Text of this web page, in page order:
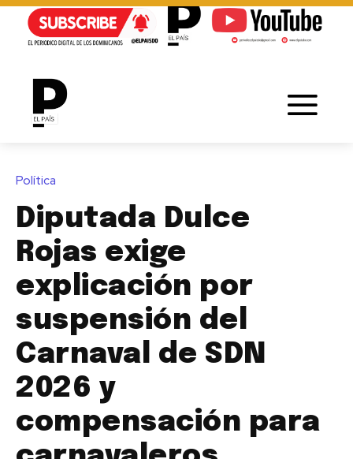
Política
Diputada Dulce
Rojas exige
explicación por
suspensión del
Carnaval de SDN
2026 y
compensación para